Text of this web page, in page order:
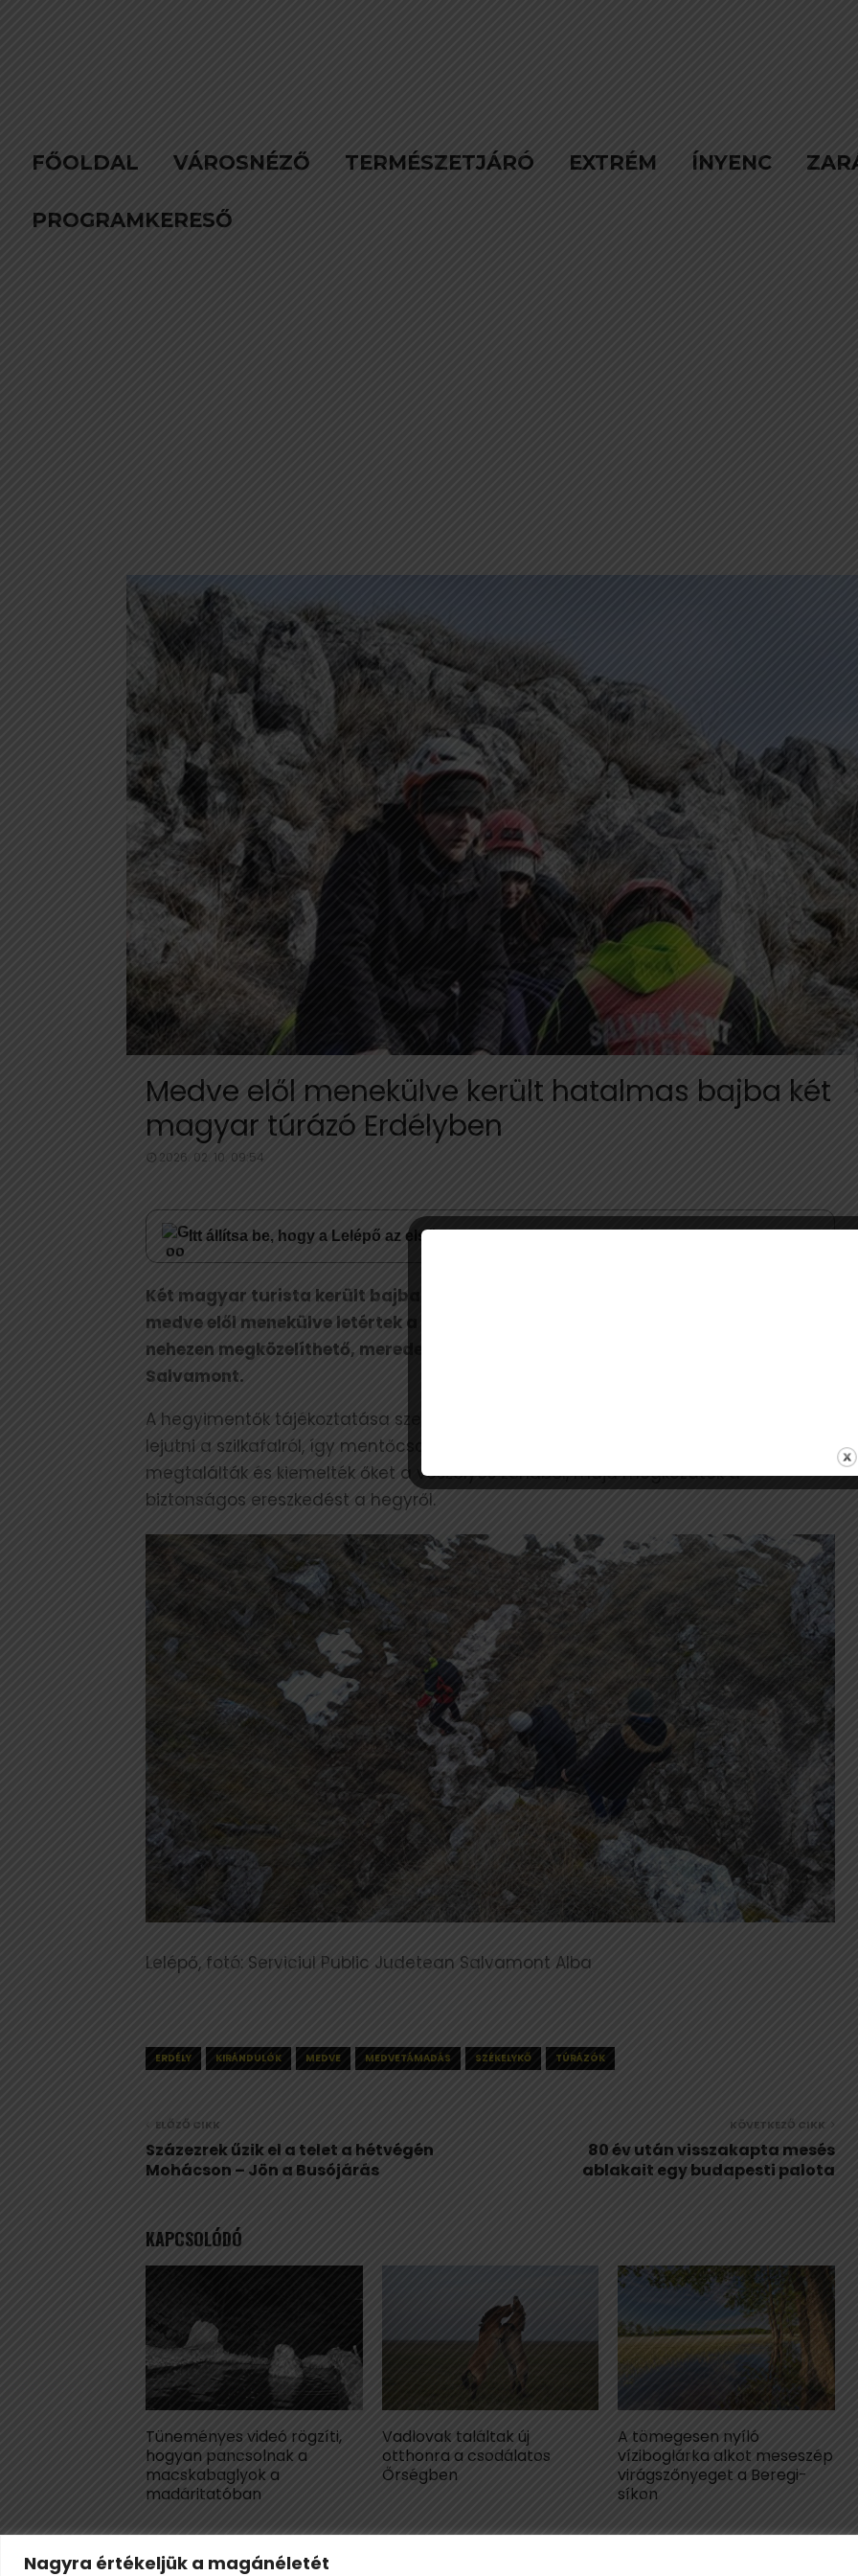
Nagyra értékeljük a magánéletét
FŐOLDAL VÁROSNÉZŐ TERMÉSZETJÁRÓ EXTRÉM ÍNYENC
PROGRAMKERESŐ
Medve elől menekülve került hatalmas bajba két
magyar túrázó Erdélyben
2026. 02. 10. 09:54
Itt állítsa be, hogy a Lelépő az elsők között legyen a Google-találatokban! ›
Két magyar turista került bajba Fehér megyében a Székelykőn, miután egy
medve elől menekülve letértek a kijelölt túraösvényről szombaton. A túrázók egy
nehezen megközelíthető, meredek szakaszon rekedtek – írja közösségi oldalán a
Salvamont.
A hegyimentők tájékoztatása szerint a két túrázó már nem tudtak biztonságosan
lejutni a szilkafalról, így mentőcsapatok indultak a segítségükre, akik végül
megtalálták és kiemelték őket a veszélyes zónából, majd megkezdték a
biztonságos ereszkedést a hegyről.
Lelépő, fotó: Serviciul Public Judetean Salvamont Alba
ERDÉLY KIRÁNDULÓK MEDVE MEDVETÁMADÁS SZÉKELYKŐ TÚRÁZÓK
ELŐZŐ CIKK
Százezrek űzik el a telet a hétvégén
Mohácson – Jön a Busójárás
KÖVETKEZŐ CIKK
80 év után visszakapta mesés
ablakait egy budapesti palota
KAPCSOLÓDÓ
Tüneményes videó rögzíti,
hogyan pancsolnak a
macskabaglyok a
madáritatóban
Vadlovak találtak új
otthonra a csodálatos
Őrségben
A tömegesen nyíló
víziboglárka alkot meseszép
virágszőnyeget a Beregi-
síkon